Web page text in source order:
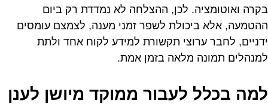
בקרה ואוטומציה. לכן, ההצלחה לא נמדדת רק ביום
ההטמעה, אלא ביכולת לשפר זמני מענה, לצמצם עומסים
ידניים, לחבר ערוצי תקשורת למידע לקוח אחד ולתת
למנהלים תמונה מלאה בזמן אמת.
למה בכלל לעבור ממוקד מיושן לענן